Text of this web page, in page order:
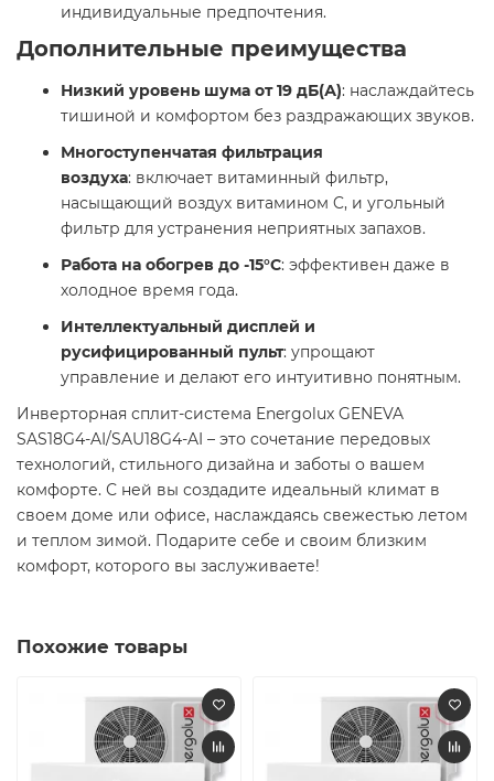
индивидуальные предпочтения.​
Дополнительные преимущества
Низкий уровень шума от 19 дБ(А): наслаждайтесь
тишиной и комфортом без раздражающих звуков.​
Многоступенчатая фильтрация
воздуха: включает витаминный фильтр,
насыщающий воздух витамином C, и угольный
фильтр для устранения неприятных запахов.​
Работа на обогрев до -15°C: эффективен даже в
холодное время года.​
Интеллектуальный дисплей и
русифицированный пульт: упрощают
управление и делают его интуитивно понятным.​
Инверторная сплит-система Energolux GENEVA
SAS18G4-AI/SAU18G4-AI – это сочетание передовых
технологий, стильного дизайна и заботы о вашем
комфорте. С ней вы создадите идеальный климат в
своем доме или офисе, наслаждаясь свежестью летом
и теплом зимой. Подарите себе и своим близким
комфорт, которого вы заслуживаете! ​
Похожие товары